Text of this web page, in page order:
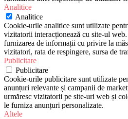
Analitice
Analitice
Cookie-urile analitice sunt utilizate
vizitatorii interacționează cu site-ul
furnizarea de informații cu privire la
vizitatori, rata de respingere, sursa de
Publicitare
Publicitare
Cookie-urile publicitare sunt utilizate
anunțuri relevante și campanii de
urmăresc vizitatorii pe site-uri web și
le furniza anunțuri personalizate.
Altele